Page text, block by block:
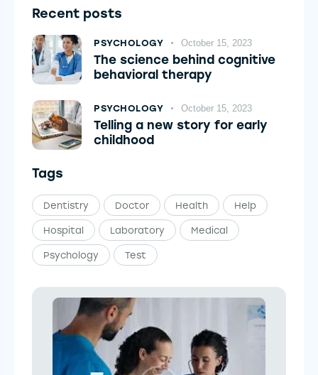
Recent posts
PSYCHOLOGY October 15, 2023
The science behind cognitive
behavioral therapy
PSYCHOLOGY October 15, 2023
Telling a new story for early
childhood
Tags
Dentistry Doctor Health Help
Hospital Laboratory Medical
Psychology Test